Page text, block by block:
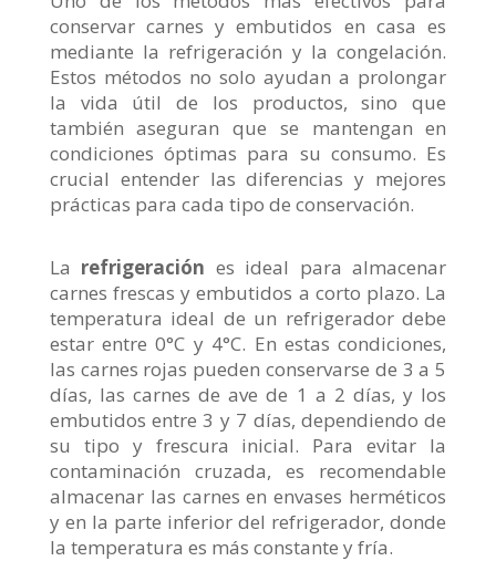
conservar carnes y embutidos en casa es
mediante la refrigeración y la congelación.
Estos métodos no solo ayudan a prolongar
la vida útil de los productos, sino que
también aseguran que se mantengan en
condiciones óptimas para su consumo. Es
crucial entender las diferencias y mejores
prácticas para cada tipo de conservación.
La refrigeración es ideal para almacenar
carnes frescas y embutidos a corto plazo. La
temperatura ideal de un refrigerador debe
estar entre 0°C y 4°C. En estas condiciones,
las carnes rojas pueden conservarse de 3 a 5
días, las carnes de ave de 1 a 2 días, y los
embutidos entre 3 y 7 días, dependiendo de
su tipo y frescura inicial. Para evitar la
contaminación cruzada, es recomendable
almacenar las carnes en envases herméticos
y en la parte inferior del refrigerador, donde
la temperatura es más constante y fría.